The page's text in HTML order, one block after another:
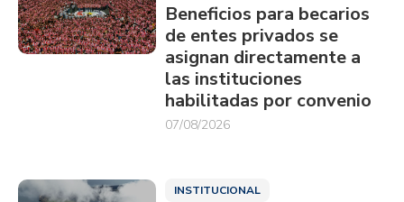
Beneficios para becarios
de entes privados se
asignan directamente a
las instituciones
habilitadas por convenio
07/08/2026
INSTITUCIONAL